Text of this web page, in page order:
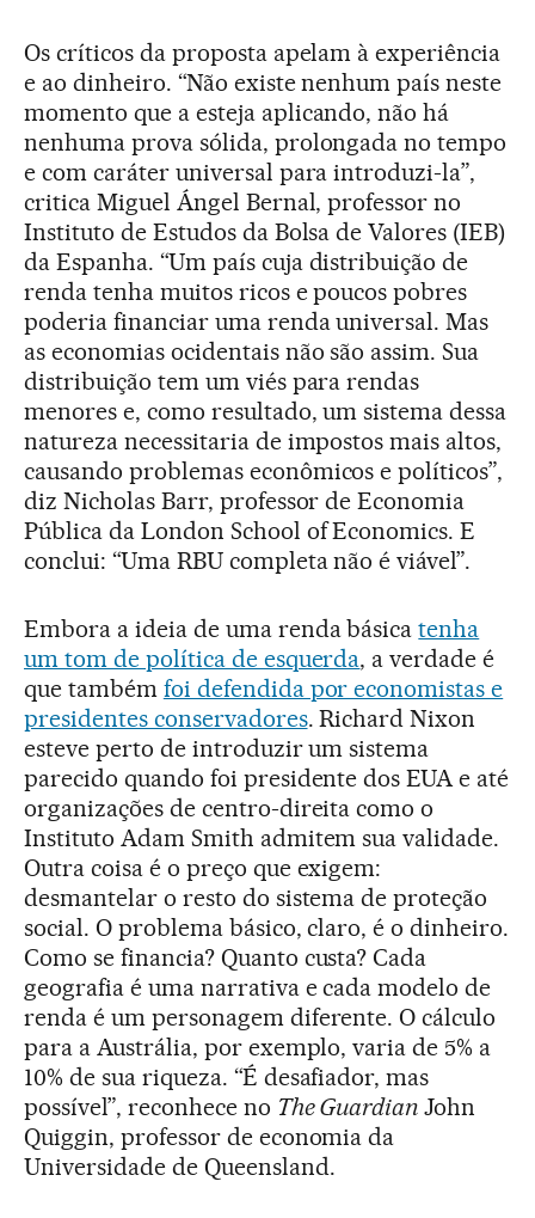
Os críticos da proposta apelam à experiência
e ao dinheiro. “Não existe nenhum país neste
momento que a esteja aplicando, não há
nenhuma prova sólida, prolongada no tempo
e com caráter universal para introduzi-la”,
critica Miguel Ángel Bernal, professor no
Instituto de Estudos da Bolsa de Valores (IEB)
da Espanha. “Um país cuja distribuição de
renda tenha muitos ricos e poucos pobres
poderia financiar uma renda universal. Mas
as economias ocidentais não são assim. Sua
distribuição tem um viés para rendas
menores e, como resultado, um sistema dessa
natureza necessitaria de impostos mais altos,
causando problemas econômicos e políticos”,
diz Nicholas Barr, professor de Economia
Pública da London School of Economics. E
conclui: “Uma RBU completa não é viável”.
Embora a ideia de uma renda básicatenha
um tom de política de esquerda, a verdade é
que também foi defendida por economistas e
presidentes conservadores. Richard Nixon
esteve perto de introduzir um sistema
parecido quando foi presidente dos EUA e até
organizações de centro-direita como o
Instituto Adam Smith admitem sua validade.
Outra coisa é o preço que exigem:
desmantelar o resto do sistema de proteção
social. O problema básico, claro, é o dinheiro.
Como se financia? Quanto custa? Cada
geografia é uma narrativa e cada modelo de
renda é um personagem diferente. O cálculo
para a Austrália, por exemplo, varia de 5% a
10% de sua riqueza. “É desafiador, mas
possível”, reconhece no The Guardian John
Quiggin, professor de economia da
Universidade de Queensland.